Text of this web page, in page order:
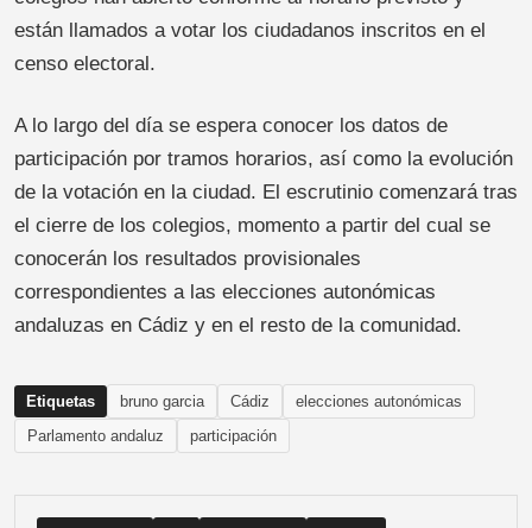
están llamados a votar los ciudadanos inscritos en el
censo electoral.
A lo largo del día se espera conocer los datos de
participación por tramos horarios, así como la evolución
de la votación en la ciudad. El escrutinio comenzará tras
el cierre de los colegios, momento a partir del cual se
conocerán los resultados provisionales
correspondientes a las elecciones autonómicas
andaluzas en Cádiz y en el resto de la comunidad.
Etiquetas bruno garcia Cádiz
elecciones autonómicas
Parlamento andaluz
participación